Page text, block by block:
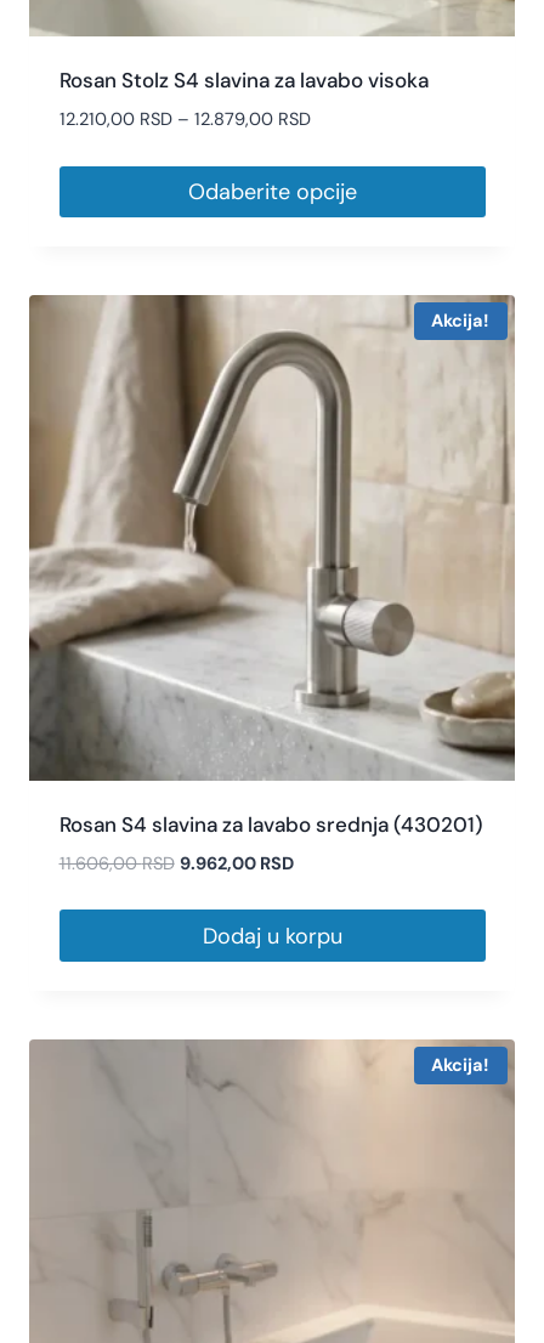
Rosan Stolz S4 slavina za lavabo visoka
12.210,00 RSD – 12.879,00 RSD
Odaberite opcije
Akcija!
Rosan S4 slavina za lavabo srednja (430201)
11.606,00RSD 9.962,00 RSD
Dodaj u korpu
Akcija!